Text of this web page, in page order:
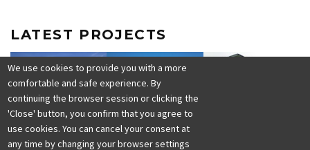
LATEST PROJECTS
We use cookies to provide you with a more
comfortable and safe experience. By
continuing the browser session or clicking the
'Close' button, you confirm that you agree to
use cookies. You can cancel your consent at
any time by changing your browser settings